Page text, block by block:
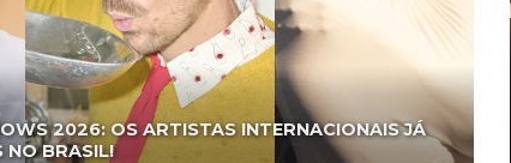
2026: OS ARTISTAS INTERNACIONAIS JÁ
NO BRASIL!